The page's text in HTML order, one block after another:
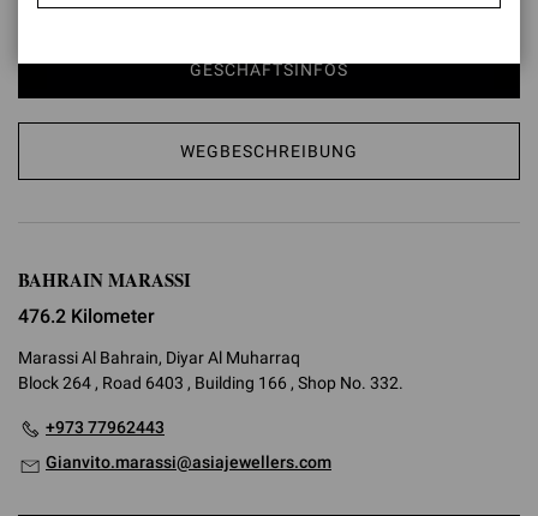
GESCHÄFTSINFOS
WEGBESCHREIBUNG
BAHRAIN MARASSI
476.2 Kilometer
Marassi Al Bahrain, Diyar Al Muharraq
Block 264 , Road 6403 , Building 166 , Shop No. 332.
+973 77962443
Gianvito.marassi@asiajewellers.com